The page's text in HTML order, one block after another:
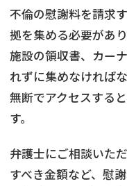
不倫の慰謝料を請求
拠を集める必要があ
施設の領収書、カー
れずに集めなければ
無断でアクセスする
す。
弁護士にご相談いた
すべき金額など、慰